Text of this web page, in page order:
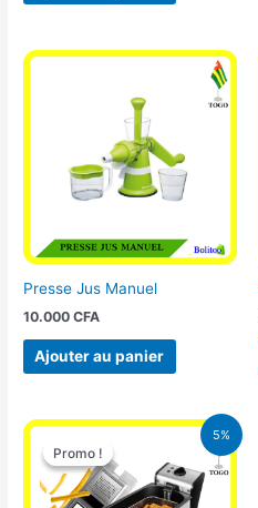
Presse Jus Manuel
10.000CFA
Ajouter au panier
5%
Promo !
Promo !
Le
initial
était :
39.000 CFA.
Le
prix
actuel
est :
37.000 CFA.